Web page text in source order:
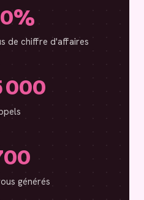
de chiffre d'affaires
000
générés